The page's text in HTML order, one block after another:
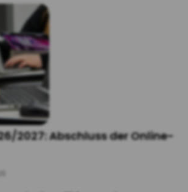
2027: Abschluss der Online-